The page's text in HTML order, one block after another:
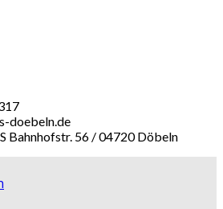
doebeln.de
Bahnhofstr. 56 / 04720 Döbeln